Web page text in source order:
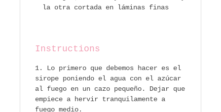
la otra cortada en láminas finas
Instructions
Lo primero que debemos hacer es el
sirope poniendo el agua con el azúcar
al fuego en un cazo pequeño. Dejar que
empiece a hervir tranquilamente a
fuego medio.